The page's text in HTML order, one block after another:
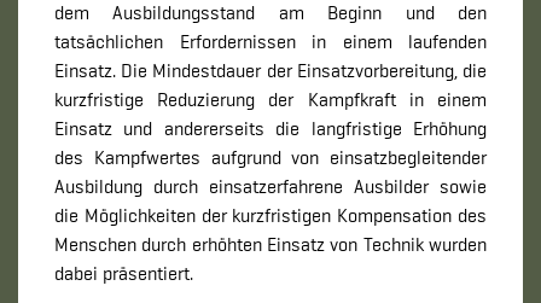
dem Ausbildungsstand am Beginn und den
tatsächlichen Erfordernissen in einem laufenden
Einsatz. Die Mindestdauer der Einsatzvorbereitung, die
kurzfristige Reduzierung der Kampfkraft in einem
Einsatz und andererseits die langfristige Erhöhung
des Kampfwertes aufgrund von einsatzbegleitender
Ausbildung durch einsatzerfahrene Ausbilder sowie
die Möglichkeiten der kurzfristigen Kompensation des
Menschen durch erhöhten Einsatz von Technik wurden
dabei präsentiert.